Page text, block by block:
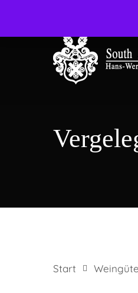
main
Start